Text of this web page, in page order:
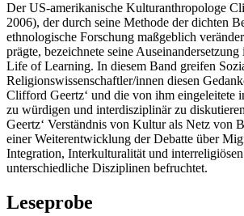
Der US-amerikanische Kulturanthropologe
2006), der durch seine Methode der dichten
ethnologische Forschung maßgeblich
prägte, bezeichnete seine
Life of Learning. In diesem Band greifen
Religionswissenschaftler/innen diesen
Clifford Geertz‘ und die von ihm eingeleitete
zu würdigen und interdisziplinär zu
Geertz‘ Verständnis von Kultur als Netz von
einer Weiterentwicklung der Debatte über
Integration, Interkulturalität und
unterschiedliche Disziplinen befruchtet.
Leseprobe